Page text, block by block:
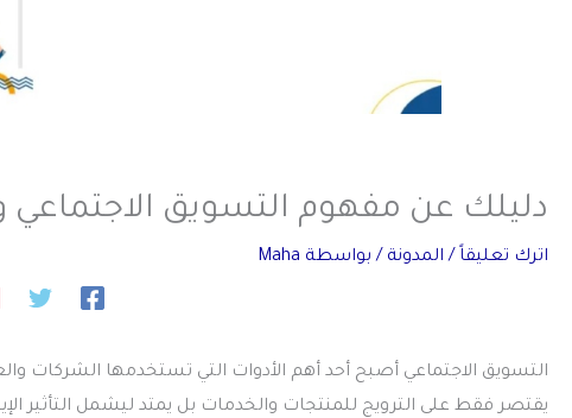
دليلك عن مفهوم التسويق الاجتماعي
اترك تعليقاً / المدونة / بواسطة Maha
التسويق الاجتماعي أصبح أحد أهم الأدوات التي تستخدمها الشركات
يقتصر فقط على الترويج للمنتجات والخدمات بل يمتد ليشمل التأثير